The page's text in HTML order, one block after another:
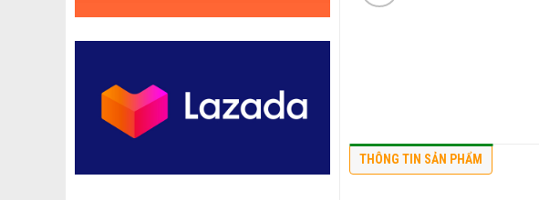
THÔNG TIN SẢN PHẨM